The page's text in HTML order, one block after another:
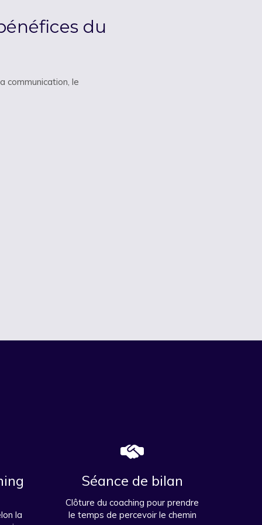
du
communication, le
la
Séance de bilan
Clôture du coaching pour prendre
le temps de percevoir le chemin